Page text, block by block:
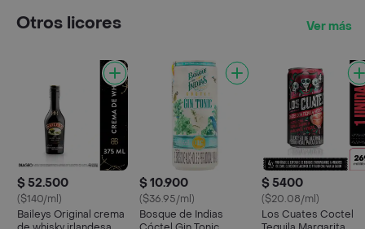
Otros licores Ver más
$ 52.500
($140/ml)
Baileys Original crema
$ 10.900
($36.95/ml)
Bosque de Indias
$ 5400
($20.08/ml)
Los Cuates Coctel